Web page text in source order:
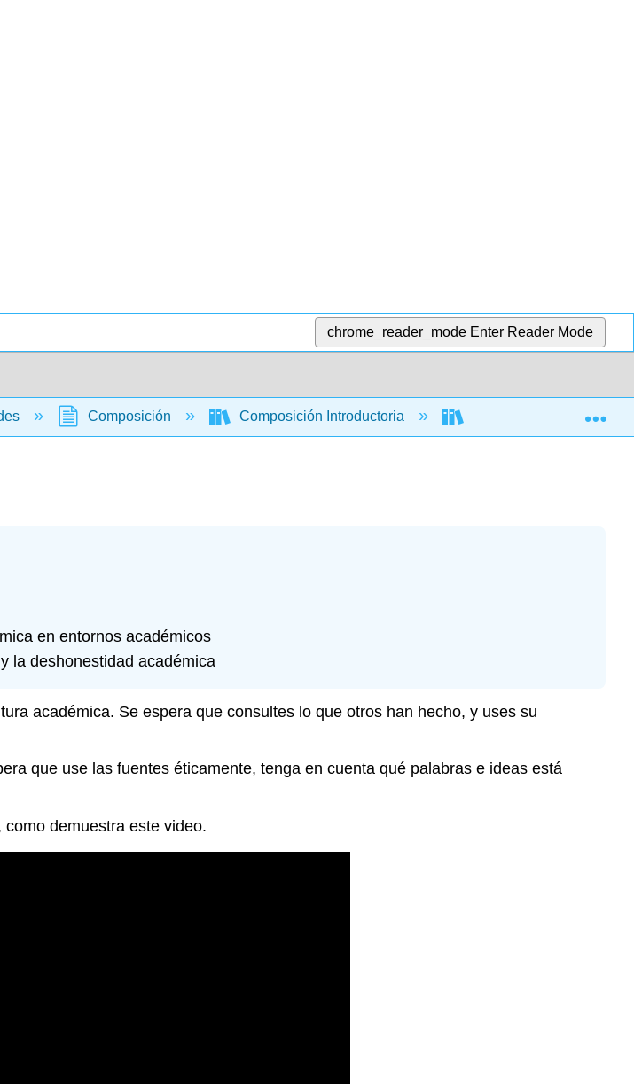
chrome_reader_mode Enter Reader Mode
Composición Composición Introductoria Libro: Lectura y
en entornos académicos
la deshonestidad académica
académica. Se espera que consultes lo que otros han hecho, y uses su
que use las fuentes éticamente, tenga en cuenta qué palabras e ideas está
demuestra este video.